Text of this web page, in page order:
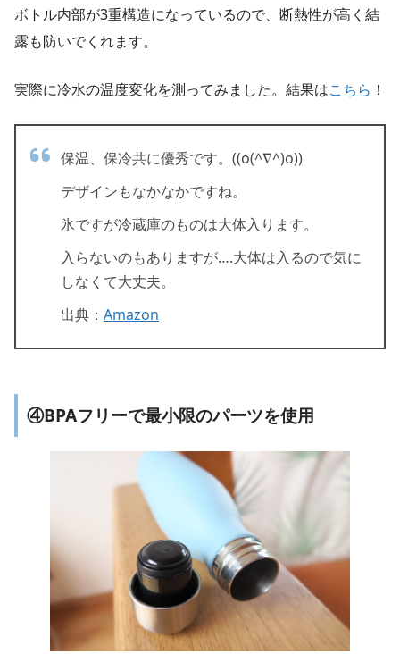
ボトル内部が3重構造になっているので、断熱性が高く結
露も防いでくれます。
実際に冷水の温度変化を測ってみました。結果はこちら ！
保温、保冷共に優秀です。((o(^∇^)o))
デザインもなかなかですね。
氷ですが冷蔵庫のものは大体入ります。
入らないのもありますが….大体は入るので気に
しなくて大丈夫。
出典： Amazon
④BPAフリーで最小限のパーツを使用